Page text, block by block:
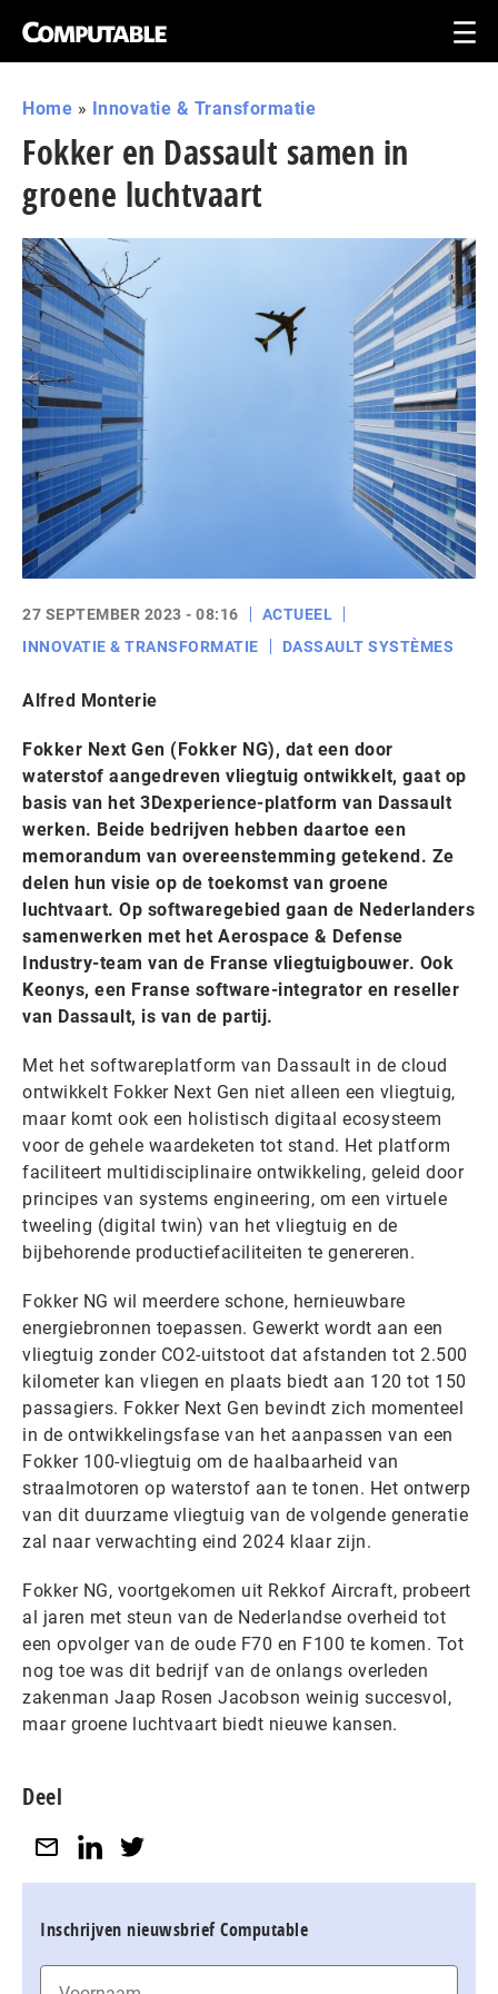
Home » Innovatie & Transformatie
Fokker en Dassault samen in
groene luchtvaart
27 SEPTEMBER 2023 - 08:16
ACTUEEL
INNOVATIE & TRANSFORMATIE
DASSAULT SYSTÈMES
Alfred Monterie
Fokker Next Gen (Fokker NG), dat een door
waterstof aangedreven vliegtuig ontwikkelt, gaat op
basis van het 3Dexperience-platform van Dassault
werken. Beide bedrijven hebben daartoe een
memorandum van overeenstemming getekend. Ze
delen hun visie op de toekomst van groene
luchtvaart. Op softwaregebied gaan de Nederlanders
samenwerken met het Aerospace & Defense
Industry-team van de Franse vliegtuigbouwer. Ook
Keonys, een Franse software-integrator en reseller
van Dassault, is van de partij.
Met het softwareplatform van Dassault in de cloud
ontwikkelt Fokker Next Gen niet alleen een vliegtuig,
maar komt ook een holistisch digitaal ecosysteem
voor de gehele waardeketen tot stand. Het platform
faciliteert multidisciplinaire ontwikkeling, geleid door
principes van systems engineering, om een virtuele
tweeling (digital twin) van het vliegtuig en de
bijbehorende productiefaciliteiten te genereren.
Fokker NG wil meerdere schone, hernieuwbare
energiebronnen toepassen. Gewerkt wordt aan een
vliegtuig zonder CO2-uitstoot dat afstanden tot 2.500
kilometer kan vliegen en plaats biedt aan 120 tot 150
passagiers. Fokker Next Gen bevindt zich momenteel
in de ontwikkelingsfase van het aanpassen van een
Fokker 100-vliegtuig om de haalbaarheid van
straalmotoren op waterstof aan te tonen. Het ontwerp
van dit duurzame vliegtuig van de volgende generatie
zal naar verwachting eind 2024 klaar zijn.
Fokker NG, voortgekomen uit Rekkof Aircraft, probeert
al jaren met steun van de Nederlandse overheid tot
een opvolger van de oude F70 en F100 te komen. Tot
nog toe was dit bedrijf van de onlangs overleden
zakenman Jaap Rosen Jacobson weinig succesvol,
maar groene luchtvaart biedt nieuwe kansen.
Deel
Inschrijven nieuwsbrief Computable